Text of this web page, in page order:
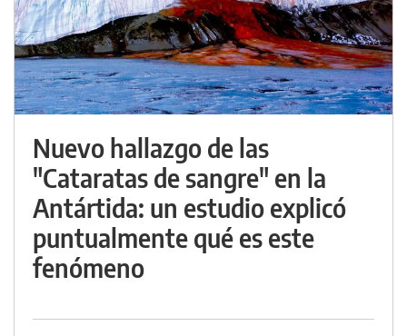
Nuevo hallazgo de las
"Cataratas de sangre" en la
Antártida: un estudio explicó
puntualmente qué es este
fenómeno